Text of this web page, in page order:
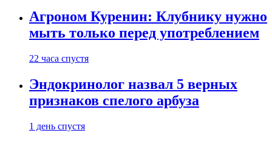
Агроном Куренин: Клубнику нужно
мыть только перед употреблением
22 часа спустя
Эндокринолог назвал 5 верных
признаков спелого арбуза
1 день спустя